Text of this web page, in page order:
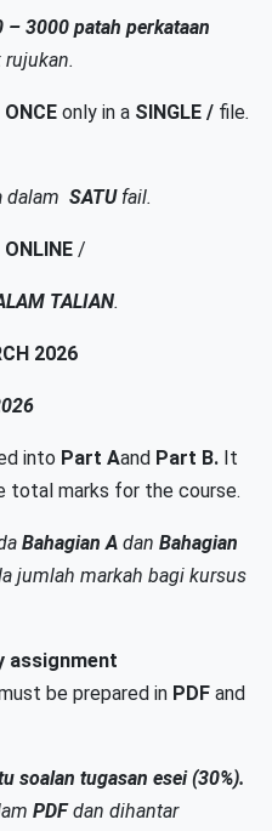
– 3000 patah perkataan
ONCE only in a SINGLE / file.
dalam SATUfail.
ONLINE /
TALIAN.
2026
into Part Aand Part B. It
total marks for the course.
Bahagian A dan Bahagian
jumlah markah bagi kursus
assignment
be prepared in PDF and
soalan tugasan esei (30%).
PDFdan dihantar